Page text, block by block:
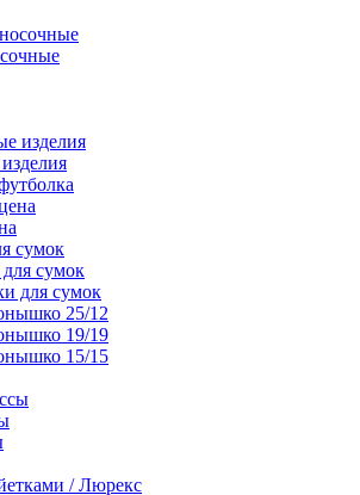
сумок
сумок
для сумок
25/12
19/19
15/15